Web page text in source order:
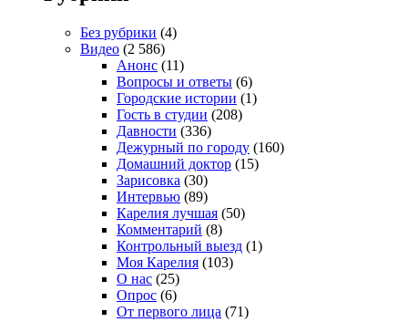
Без рубрики (4)
Видео (2 586)
Анонс (11)
Вопросы и ответы (6)
Городские истории (1)
Гость в студии (208)
Давности (336)
Дежурный по городу (160)
Домашний доктор (15)
Зарисовка (30)
Интервью (89)
Карелия лучшая (50)
Комментарий (8)
Контрольный выезд (1)
Моя Карелия (103)
О нас (25)
Опрос (6)
От первого лица (71)